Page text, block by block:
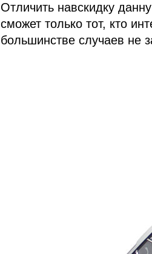
Отличить навскидку
сможет только тот, кто
большинстве случаев не